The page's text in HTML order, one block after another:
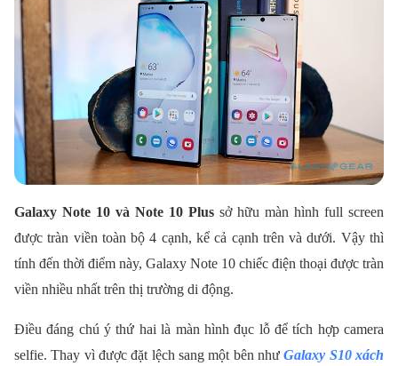
Galaxy Note 10 và Note 10 Plus sở hữu màn hình full screen
được tràn viền toàn bộ 4 cạnh, kể cả cạnh trên và dưới. Vậy thì
tính đến thời điểm này, Galaxy Note 10 chiếc điện thoại được tràn
viền nhiều nhất trên thị trường di động.
Điều đáng chú ý thứ hai là màn hình đục lỗ để tích hợp camera
selfie. Thay vì được đặt lệch sang một bên nhưGalaxy S10 xách